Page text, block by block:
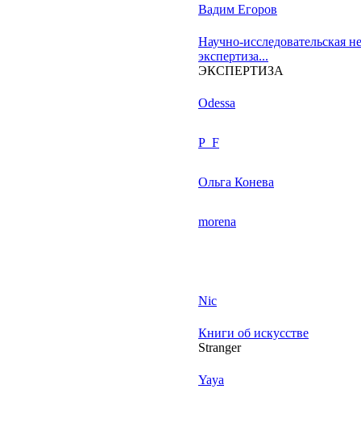
Вадим Егоров
Научно-исследовательская
экспертиза...
ЭКСПЕРТИЗА
Odessa
P_F
Ольга Конева
morena
Nic
Книги об искусстве
Stranger
Yaya